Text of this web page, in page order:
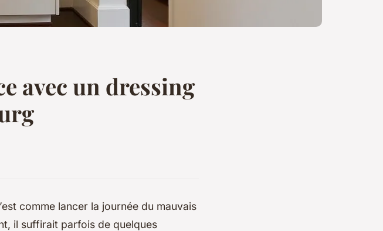
avec un dressing
comme lancer la journée du mauvais
il suffirait parfois de quelques